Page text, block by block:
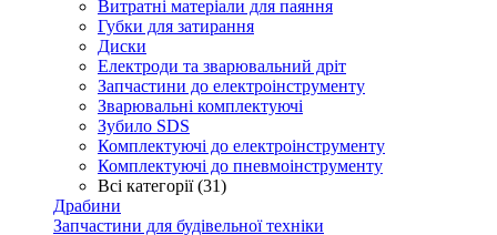
Витратні матеріали для паяння
Губки для затирання
Диски
Електроди та зварювальний дріт
Запчастини до електроінструменту
Зварювальні комплектуючі
Зубило SDS
Комплектуючі до електроінструменту
Комплектуючі до пневмоінструменту
Всі категорії (31)
Драбини
Запчастини для будівельної техніки